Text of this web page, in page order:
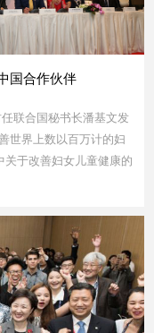
国合作伙伴
联合国秘书长潘基文发
世界上数以百万计的妇
于改善妇女儿童健康的